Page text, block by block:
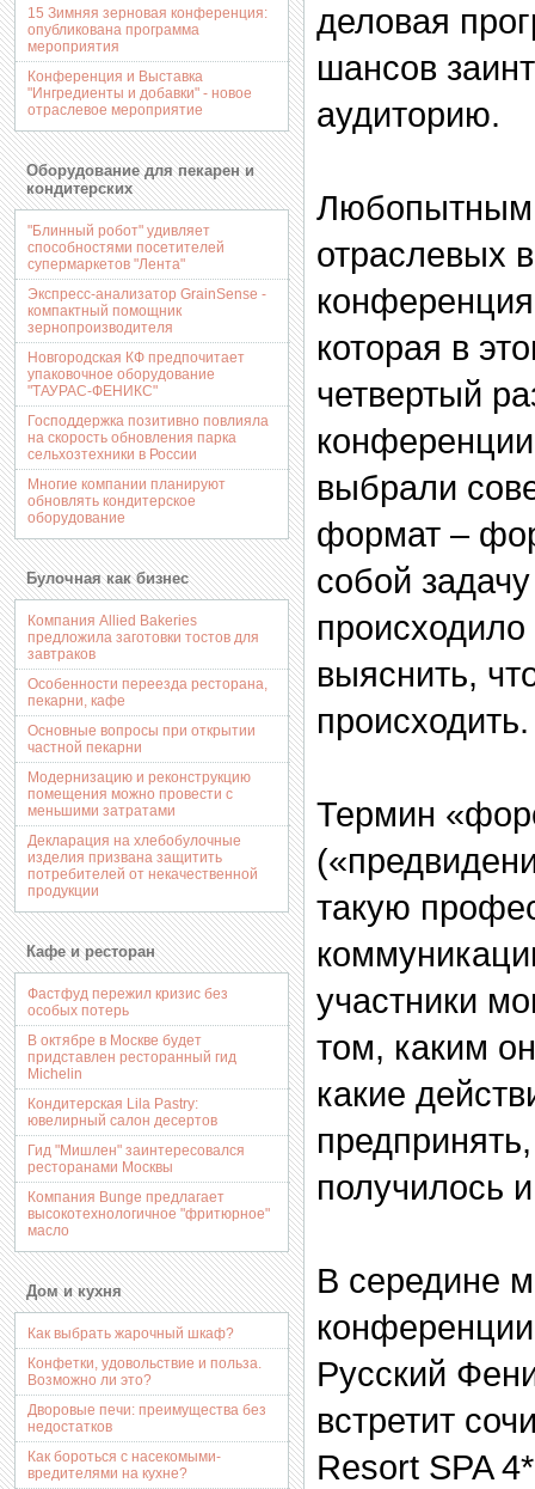
15 Зимняя зерновая конференция:
опубликована программа
мероприятия
Конференция и Выставка
"Ингредиенты и добавки" - новое
отраслевое мероприятие
Оборудование для пекарен и
кондитерских
"Блинный робот" удивляет
способностями посетителей
супермаркетов "Лента"
Экспресс-анализатор GrainSense -
компактный помощник
зернопроизводителя
Новгородская КФ предпочитает
упаковочное оборудование
"ТАУРАС-ФЕНИКС"
Господдержка позитивно повлияла
на скорость обновления парка
сельхозтехники в России
Многие компании планируют
обновлять кондитерское
оборудование
Булочная как бизнес
Компания Allied Bakeries
предложила заготовки тостов для
завтраков
Особенности переезда ресторана,
пекарни, кафе
Основные вопросы при открытии
частной пекарни
Модернизацию и реконструкцию
помещения можно провести с
меньшими затратами
Декларация на хлебобулочные
изделия призвана защитить
потребителей от некачественной
продукции
Кафе и ресторан
Фастфуд пережил кризис без
особых потерь
В октябре в Москве будет
придставлен ресторанный гид
Michelin
Кондитерская Lila Pastry:
ювелирный салон десертов
Гид "Мишлен" заинтересовался
ресторанами Москвы
Компания Bunge предлагает
высокотехнологичное "фритюрное"
масло
Дом и кухня
Как выбрать жарочный шкаф?
Конфетки, удовольствие и польза.
Возможно ли это?
Дворовые печи: преимущества без
недостатков
Как бороться с насекомыми-
вредителями на кухне?
деловая
шансов
аудиторию.
Любопытным
отраслевых
которая в
четвертый
выбрали
формат –
собой
выяснить,
происходить.
Термин
такую
участники
том, каким
какие
получилось
В середине
Русский
встретит
Resort SPA